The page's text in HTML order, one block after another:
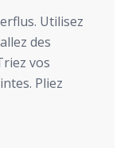
Utilisez
des
vos
Pliez